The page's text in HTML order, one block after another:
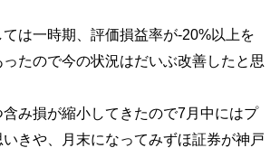
は一時期、評価損益率が-20%以上を
たので今の状況はだいぶ改善したと思
含み損が縮小してきたので7月中にはプ
きや、月末になってみずほ証券が神戸